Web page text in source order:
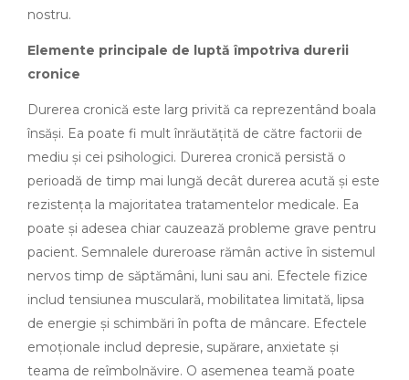
nostru.
Elemente principale de luptă împotriva durerii
cronice
Durerea cronică este larg privită ca reprezentând boala
însăși. Ea poate fi mult înrăutățită de către factorii de
mediu și cei psihologici. Durerea cronică persistă o
perioadă de timp mai lungă decât durerea acută și este
rezistența la majoritatea tratamentelor medicale. Ea
poate și adesea chiar cauzează probleme grave pentru
pacient. Semnalele dureroase rămân active în sistemul
nervos timp de săptămâni, luni sau ani. Efectele fizice
includ tensiunea musculară, mobilitatea limitată, lipsa
de energie și schimbări în pofta de mâncare. Efectele
emoționale includ depresie, supărare, anxietate și
teama de reîmbolnăvire. O asemenea teamă poate